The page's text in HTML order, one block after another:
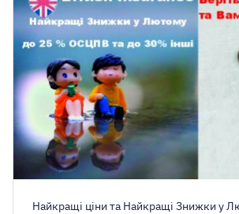
Найкращі ціни та Найкращі Знижки у